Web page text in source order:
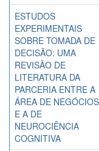
ESTUDOS
EXPERIMENTAIS
SOBRE TOMADA DE
DECISÃO: UMA
REVISÃO DE
LITERATURA DA
PARCERIA ENTRE A
ÁREA DE NEGÓCIOS
E A DE
NEUROCIÊNCIA
COGNITIVA